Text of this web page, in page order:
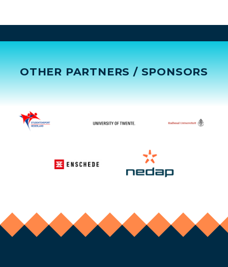
OTHER PARTNERS / SPONSORS